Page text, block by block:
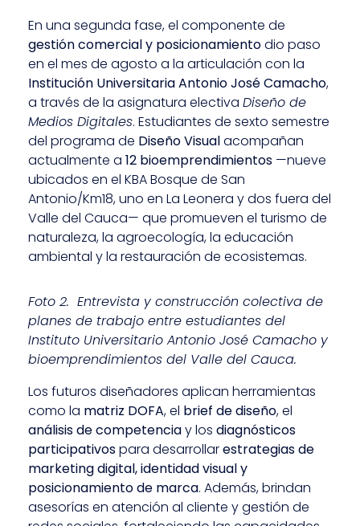
En una segunda fase, el componente de
gestión comercial y posicionamientodio paso
en el mes de agosto a la articulación con la
Institución Universitaria Antonio José Camacho,
a través de la asignatura electiva Diseño de
Medios Digitales. Estudiantes de sexto semestre
del programa de Diseño Visualacompañan
actualmente a 12 bioemprendimientos —nueve
ubicados en el KBA Bosque de San
Antonio/Km18, uno en La Leonera y dos fuera del
Valle del Cauca— que promueven el turismo de
naturaleza, la agroecología, la educación
ambiental y la restauración de ecosistemas.
Foto 2. Entrevista y construcción colectiva de
planes de trabajo entre estudiantes del
Instituto Universitario Antonio José Camacho y
bioemprendimientos del Valle del Cauca.
Los futuros diseñadores aplican herramientas
como la matriz DOFA, el brief de diseño, el
análisis de competenciay los diagnósticos
participativospara desarrollarestrategias de
marketing digital, identidad visual y
posicionamiento de marca. Además, brindan
asesorías en atención al cliente y gestión de